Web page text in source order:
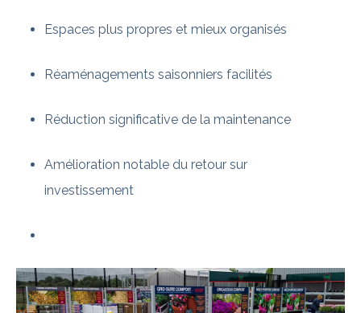
Espaces plus propres et mieux organisés
Réaménagements saisonniers facilités
Réduction significative de la maintenance
Amélioration notable du retour sur
investissement